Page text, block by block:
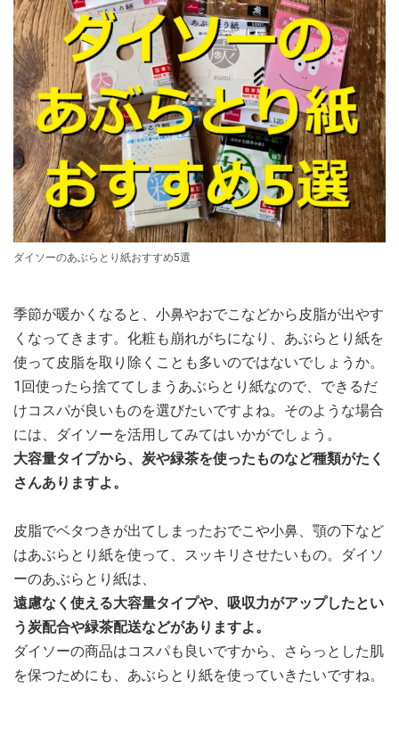
ダイソーのあぶらとり紙おすすめ5選
季節が暖かくなると、小鼻やおでこなどから皮脂が出やす
くなってきます。化粧も崩れがちになり、あぶらとり紙を
使って皮脂を取り除くことも多いのではないでしょうか。
1回使ったら捨ててしまうあぶらとり紙なので、できるだ
けコスパが良いものを選びたいですよね。そのような場合
には、ダイソーを活用してみてはいかがでしょう。
大容量タイプから、炭や緑茶を使ったものなど種類がたく
さんありますよ。
皮脂でベタつきが出てしまったおでこや小鼻、顎の下など
はあぶらとり紙を使って、スッキリさせたいもの。ダイソ
ーのあぶらとり紙は、
遠慮なく使える大容量タイプや、吸収力がアップしたとい
う炭配合や緑茶配送などがありますよ。
ダイソーの商品はコスパも良いですから、さらっとした肌
を保つためにも、あぶらとり紙を使っていきたいですね。